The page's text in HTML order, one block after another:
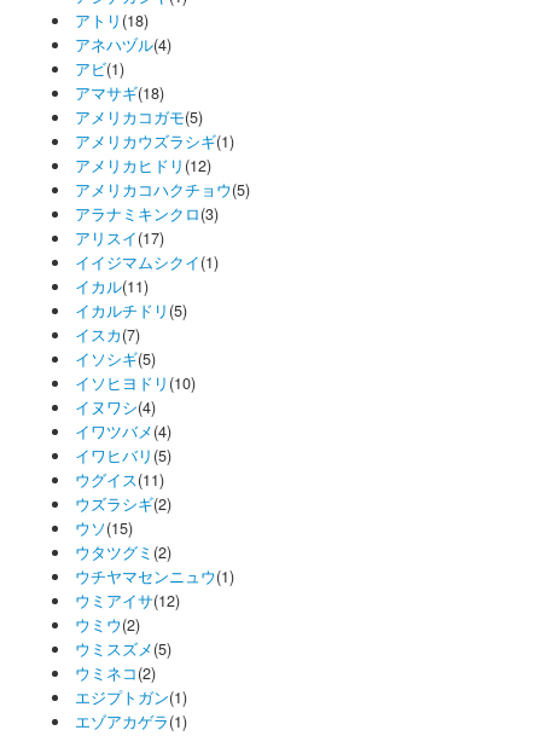
アトリ (18)
アネハヅル(4)
アビ(1)
アマサギ(18)
アメリカコガモ(5)
アメリカウズラシギ(1)
アメリカヒドリ (12)
アメリカコハクチョウ(5)
アラナミキンクロ(3)
アリスイ(17)
イイジマムシクイ(1)
イカル(11)
イカルチドリ (5)
イスカ(7)
イソシギ(5)
イソヒヨドリ (10)
イヌワシ(4)
イワツバメ(4)
イワヒバリ (5)
ウグイス(11)
ウズラシギ(2)
ウソ(15)
ウタツグミ (2)
ウチヤマセンニュウ(1)
ウミアイサ(12)
ウミウ(2)
ウミスズメ(5)
ウミネコ(2)
エジプトガン(1)
エゾアカゲラ(1)